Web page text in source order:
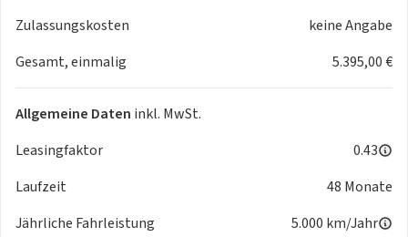
- Scheckheftgepflegt
- Garantie
Weitere Merkmale
SEHR WICHTIGE INFORMATION ZUR LEASINGRATE
- - Die angebotene Leasingrate wurde mit einer möglichen
des E-Auto-Förderprogramms für Privatpersonen des
Zulassungskosten
keine Angabe
Gesamt, einmalig
5.395,00 €
Allgemeine Daten inkl. MwSt.
Leasingfaktor
0.43
Laufzeit
48 Monate
Jährliche Fahrleistung
5.000 km/Jahr